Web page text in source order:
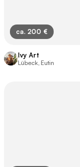
ca. 200 €
Ivy Art
Lübeck, Eutin